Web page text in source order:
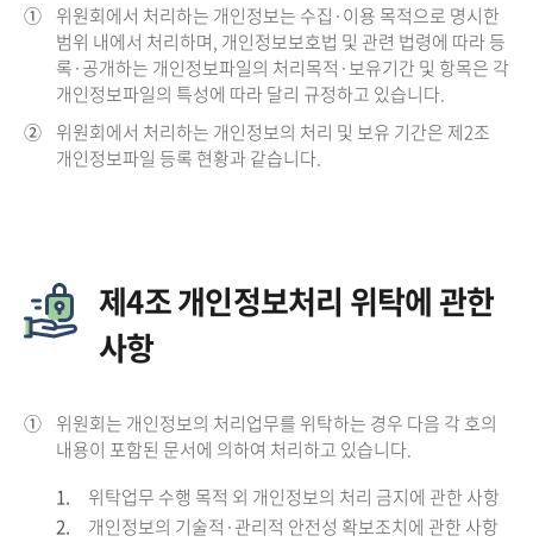
① 위원회에서 처리하는 개인정보는 수집·이용 목적으로 명시한
범위 내에서 처리하며, 개인정보보호법 및 관련 법령에 따라 등
록·공개하는 개인정보파일의 처리목적·보유기간 및 항목은 각
개인정보파일의 특성에 따라 달리 규정하고 있습니다.
② 위원회에서 처리하는 개인정보의 처리 및 보유 기간은 제2조
개인정보파일 등록 현황과 같습니다.
제4조 개인정보처리 위탁에 관한
사항
① 위원회는 개인정보의 처리업무를 위탁하는 경우 다음 각 호의
내용이 포함된 문서에 의하여 처리하고 있습니다.
1.
위탁업무 수행 목적 외 개인정보의 처리 금지에 관한 사항
2.
개인정보의 기술적·관리적 안전성 확보조치에 관한 사항